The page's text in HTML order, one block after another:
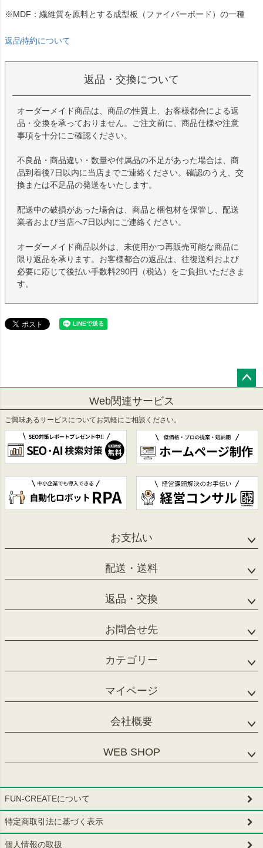
※MDF：繊維質を原料とする成型板（ファイバーボード）の一種
返品特約について
返品・交換について
オーダーメイド商品は、商品の性質上、お客様都合による返
品・交換を承っておりません。ご注文前に、商品仕様や注意
事項を十分にご確認ください。
不良品・商品違い・数量や付属品の不足があった場合は、商
品到着後7日以内に当店までご連絡ください。確認のうえ、交
換または不足品の発送をいたします。
配送中の破損があった場合は、商品と梱包材を保管し、配送
業者および当店へ7日以内にご連絡ください。
オーダーメイド商品以外は、未使用かつ再販売可能な商品に
限り返品を承ります。お客様都合の返品は、往復送料および
必要に応じて後払い手数料290円（税込）をご負担いただきま
す。
へ
Web関連サービス
ご興味あるサービスについてお気軽にご相談ください。
お支払い
配送・送料
返品・交換
お問合せ先
カテゴリー
マイページ
会社概要
WEB SHOP
FUN-CREATEについて
特定商取引法に基づく表示
個人情報の取扱